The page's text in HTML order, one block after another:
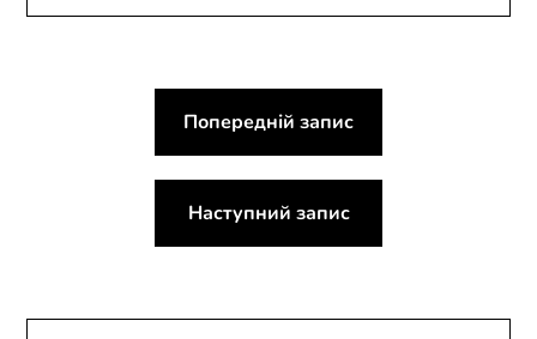
Навігація
Попередній запис
Наступний запис